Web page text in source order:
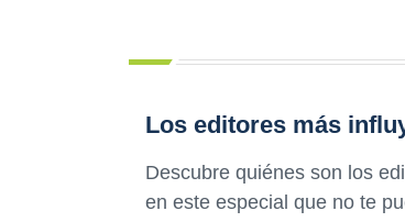
Los editores más
Descubre quiénes son los
en este especial que no te